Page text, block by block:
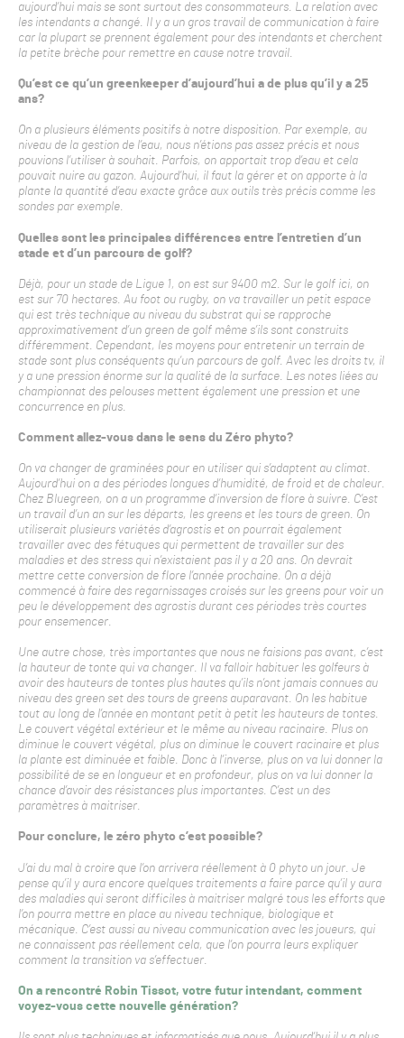
aujourd’hui mais se sont surtout des consommateurs. La relation avec
les intendants a changé. Il y a un gros travail de communication à faire
car la plupart se prennent également pour des intendants et cherchent
la petite brèche pour remettre en cause notre travail.
Qu’est ce qu’un greenkeeper d’aujourd’hui a de plus qu’il y a 25
ans?
On a plusieurs éléments positifs à notre disposition. Par exemple, au
niveau de la gestion de l’eau, nous n’étions pas assez précis et nous
pouvions l’utiliser à souhait. Parfois, on apportait trop d’eau et cela
pouvait nuire au gazon. Aujourd’hui, il faut la gérer et on apporte à la
plante la quantité d’eau exacte grâce aux outils très précis comme les
sondes par exemple.
Quelles sont les principales différences entre l’entretien d’un
stade et d’un parcours de golf?
Déjà, pour un stade de Ligue 1, on est sur 9400 m2. Sur le golf ici, on
est sur 70 hectares. Au foot ou rugby, on va travailler un petit espace
qui est très technique au niveau du substrat qui se rapproche
approximativement d’un green de golf même s’ils sont construits
différemment. Cependant, les moyens pour entretenir un terrain de
stade sont plus conséquents qu’un parcours de golf. Avec les droits tv, il
y a une pression énorme sur la qualité de la surface. Les notes liées au
championnat des pelouses mettent également une pression et une
concurrence en plus.
Comment allez-vous dans le sens du Zéro phyto?
On va changer de graminées pour en utiliser qui s’adaptent au climat.
Aujourd’hui on a des périodes longues d’humidité, de froid et de chaleur.
Chez Bluegreen, on a un programme d’inversion de flore à suivre. C’est
un travail d’un an sur les départs, les greens et les tours de green. On
utiliserait plusieurs variétés d’agrostis et on pourrait également
travailler avec des fétuques qui permettent de travailler sur des
maladies et des stress qui n’existaient pas il y a 20 ans. On devrait
mettre cette conversion de flore l’année prochaine. On a déjà
commencé à faire des regarnissages croisés sur les greens pour voir un
peu le développement des agrostis durant ces périodes très courtes
pour ensemencer.
Une autre chose, très importantes que nous ne faisions pas avant, c’est
la hauteur de tonte qui va changer. Il va falloir habituer les golfeurs à
avoir des hauteurs de tontes plus hautes qu’ils n’ont jamais connues au
niveau des green set des tours de greens auparavant. On les habitue
tout au long de l’année en montant petit à petit les hauteurs de tontes.
Le couvert végétal extérieur et le même au niveau racinaire. Plus on
diminue le couvert végétal, plus on diminue le couvert racinaire et plus
la plante est diminuée et faible. Donc à l’inverse, plus on va lui donner la
possibilité de se en longueur et en profondeur, plus on va lui donner la
chance d’avoir des résistances plus importantes. C’est un des
paramètres à maitriser.
Pour conclure, le zéro phyto c’est possible?
J’ai du mal à croire que l’on arrivera réellement à 0 phyto un jour. Je
pense qu’il y aura encore quelques traitements a faire parce qu’il y aura
des maladies qui seront difficiles à maitriser malgré tous les efforts que
l’on pourra mettre en place au niveau technique, biologique et
mécanique. C’est aussi au niveau communication avec les joueurs, qui
ne connaissent pas réellement cela, que l’on pourra leurs expliquer
comment la transition va s’effectuer.
On a rencontré Robin Tissot, votre futur intendant, comment
voyez-vous cette nouvelle génération?